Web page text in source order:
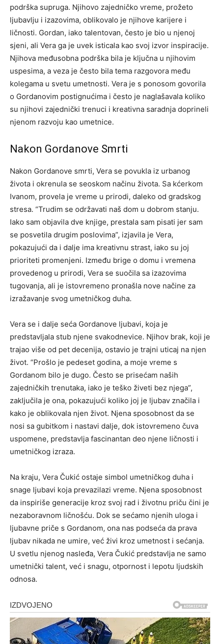
podrška supruga. Njihovo zajedničko vreme, prožeto
ljubavlju i izazovima, oblikovalo je njihove karijere i
ličnosti. Gordan, iako talentovan, često je bio u njenoj
sjeni, ali Vera ga je uvek isticala kao svoj izvor inspiracije.
Njihova međusobna podrška bila je ključna u njihovim
uspesima, a veza je često bila tema razgovora među
kolegama u svetu umetnosti. Vera je s ponosom govorila
o Gordanovim postignućima i često je naglašavala koliko
su njihovi zajednički trenuci i kreativna saradnja doprineli
njenom razvoju kao umetnice.
Nakon Gordanove Smrti
Nakon Gordanove smrti, Vera se povukla iz urbanog
života i okrenula se seoskom načinu života. Sa kćerkom
Ivanom, provela je vreme u prirodi, daleko od gradskog
stresa. “Trudim se održavati naš dom u dobrom stanju.
Iako sam objavila dve knjige, prestala sam pisati jer sam
se posvetila drugim poslovima”, izjavila je Vera,
pokazujući da i dalje ima kreativnu strast, iako su joj
prioriteti promenjeni. Između brige o domu i vremena
provedenog u prirodi, Vera se suočila sa izazovima
tugovanja, ali je istovremeno pronašla nove načine za
izražavanje svog umetničkog duha.
Vera se i dalje seća Gordanove ljubavi, koja je
predstavljala stub njene svakodnevice. Njihov brak, koji je
trajao više od pet decenija, ostavio je trajni uticaj na njen
život. “Prošlo je pedeset godina, a moje vreme s
Gordanom bilo je dugo. Često se prisećam naših
zajedničkih trenutaka, iako je teško živeti bez njega”,
zaključila je ona, pokazujući koliko joj je ljubav značila i
kako je oblikovala njen život. Njena sposobnost da se
nosi sa gubitkom i nastavi dalje, dok istovremeno čuva
uspomene, predstavlja fascinantan deo njene ličnosti i
umetničkog izraza.
Na kraju, Vera Čukić ostaje simbol umetničkog duha i
snage ljubavi koja prevazilazi vreme. Njena sposobnost
da inspiriše generacije kroz svoj rad i životnu priču čini je
nezaboravnom ličnošću. Dok se sećamo njenih uloga i
ljubavne priče s Gordanom, ona nas podseća da prava
ljubav nikada ne umire, već živi kroz umetnost i sećanja.
U svetlu njenog nasleđa, Vera Čukić predstavlja ne samo
umetnički talent, već i snagu, otpornost i lepotu ljudskih
odnosa.